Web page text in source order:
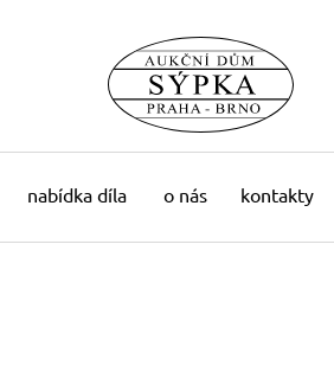
nabídka díla o nás kontakty